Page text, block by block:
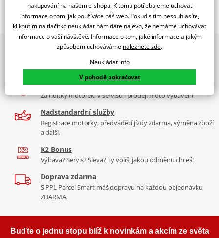
Popis a parametry
Jsme autorizovaný
dealer značky EK + SUPERSPROX
Řetězová sada - Řetěz EK, řada SRX2, těsněný QX-kroužkem.
Ocelové kolečko a rozeta SUPERSPROX.
Řetěz 520 SRX2
tím, že má jako jediný na trhu ZST (samozřejmě kromě typu MVXZ).
Typické motorky: Honda NC 750S, Kawasaki KLR 650, KTM 690
Enduro/Duke, zároveň se šikne pro sportovní endura a závody
Řada SRX
střední třída, ze které si vybere prakticky každý, prakticky pro
každou motorku, včetně závodních mašin, čtyřkolek. Má QX
2x multibrand showroom
9 značek motocyklů, servis, oblečení, doplňky i náhradní
díly, to vše v Praze a Liberci
Více než 30 let zkušeností
Za řídítky motorek, v servisu i prodeji moto vybavení
Nadstandardní služby
Registrace motorky, předváděcí jízdy zdarma, výměna zboží
a další.
K2 Bonus
Výbava? Servis? Sleva? Ty volíš, jakou odměnu chceš!
Doprava zdarma
S PPL Parcel Smart máš dopravu na každou objednávku
ZDARMA.
Buďte o jednu stopu blíž k novinkám a akcím ze světa
nakupování na našem e-shopu. K tomu potřebujeme uchovat
informace o tom, jak používáte náš web. Pokud s tím nesouhlasíte,
kliknutím na tlačítko neukládat nám dáte najevo, že nemáme uchovávat
informace o vaší návštěvě. Informace o tom, jaké informace a jakým
způsobem uchováváme naleznete zde.
Neukládat info
V pohodě pokračovat